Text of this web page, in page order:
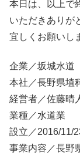
本日は、以上で
いただきありが
宜しくお願いし
企業／坂城水道
本社／長野県埴
経営者／佐藤晴
業種／水道業
設立／2016/11/
事業内容／長野